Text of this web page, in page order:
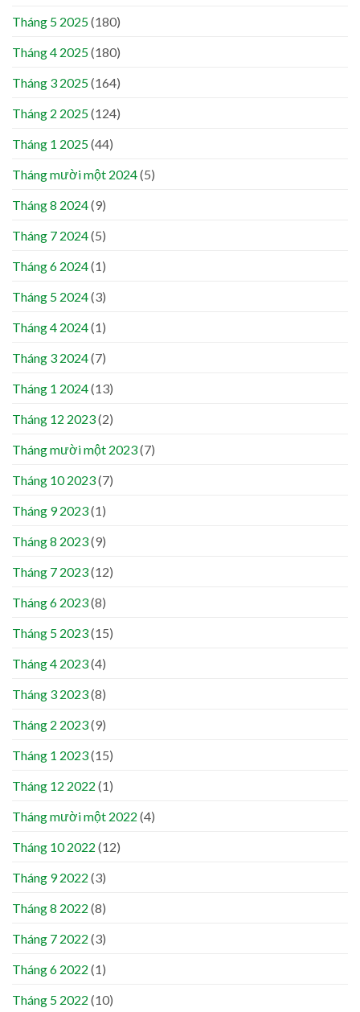
Tháng 5 2025(180)
Tháng 4 2025(180)
Tháng 3 2025(164)
Tháng 2 2025(124)
Tháng 1 2025(44)
Tháng mười một 2024(5)
Tháng 8 2024(9)
Tháng 7 2024(5)
Tháng 6 2024(1)
Tháng 5 2024(3)
Tháng 4 2024(1)
Tháng 3 2024(7)
Tháng 1 2024(13)
Tháng 12 2023(2)
Tháng mười một 2023(7)
Tháng 10 2023(7)
Tháng 9 2023(1)
Tháng 8 2023(9)
Tháng 7 2023(12)
Tháng 6 2023(8)
Tháng 5 2023(15)
Tháng 4 2023(4)
Tháng 3 2023(8)
Tháng 2 2023(9)
Tháng 1 2023(15)
Tháng 12 2022 (1)
Tháng mười một 2022 (4)
Tháng 10 2022 (12)
Tháng 9 2022 (3)
Tháng 8 2022 (8)
Tháng 7 2022 (3)
Tháng 6 2022 (1)
Tháng 5 2022 (10)